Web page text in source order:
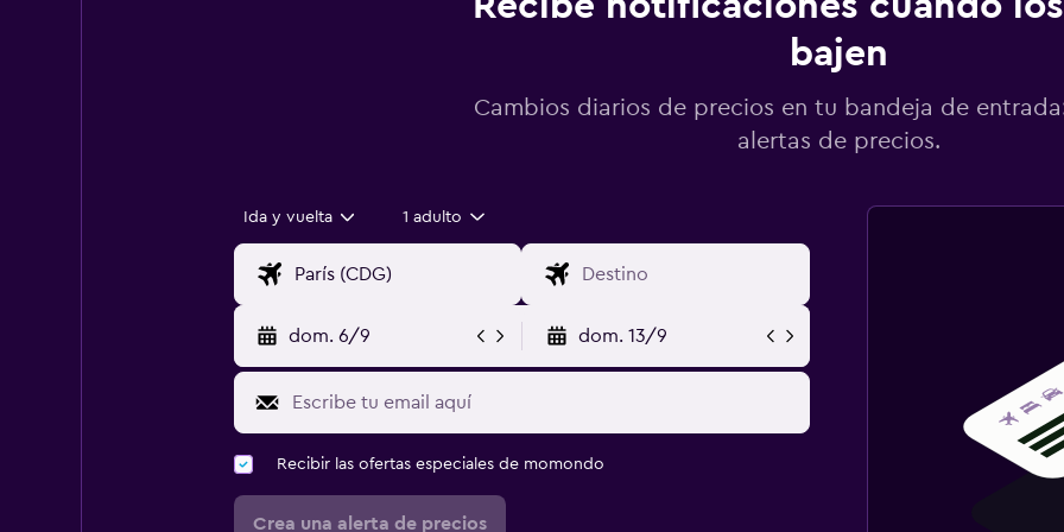
bajen
Cambios diarios de precios en tu bandeja de
alertas de precios.
Ida y vuelta 1 adulto
dom. 6/9 dom. 13/9
Recibir las ofertas especiales de momondo
Crea una alerta de precios